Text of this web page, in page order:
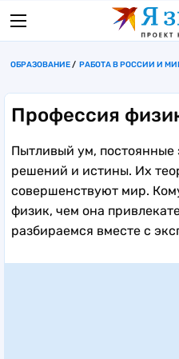
ОБРАЗОВАНИЕ РАБОТА В РОССИИ И
Профессия
Пытливый ум, постоянные
решений и истины. Их
совершенствуют мир.
физик, чем она
разбираемся вместе с